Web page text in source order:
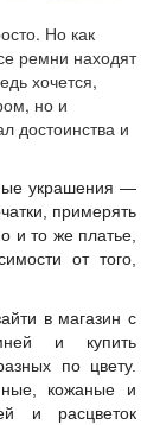
Но как
ремни находят
хочется,
но и
достоинства и
украшения —
примерять
и то же платье,
от того,
в магазин с
и купить
по цвету.
кожаные и
и расцветок